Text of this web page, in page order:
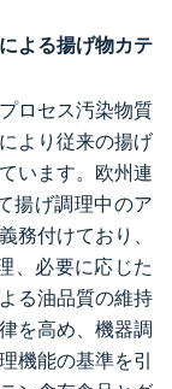
よる揚げ物カテ
ロセス汚染物質
より従来の揚げ
います。欧州連
揚げ調理中のア
務付けており、
、必要に応じた
る油品質の維持
を高め、機器調
機能の基準を引